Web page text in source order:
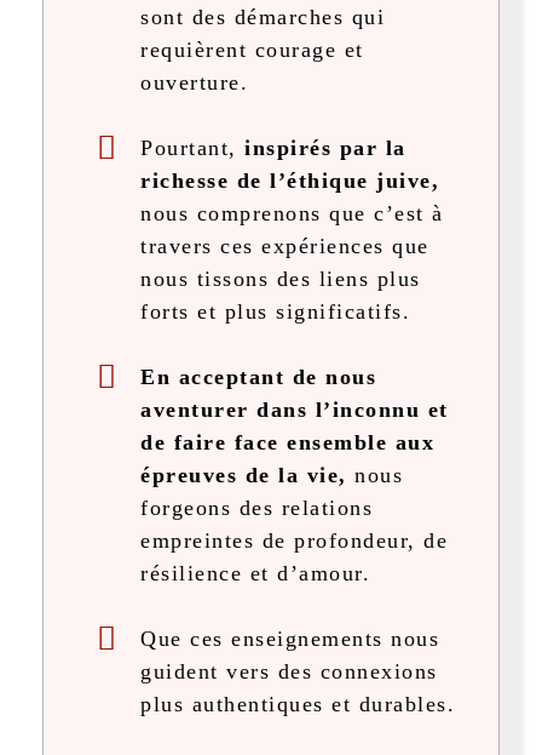
sont des démarches qui
requièrent courage et
ouverture.
Pourtant, inspirés par la
richesse de l’éthique juive,
nous comprenons que c’est à
travers ces expériences que
nous tissons des liens plus
forts et plus significatifs.
En acceptant de nous
aventurer dans l’inconnu et
de faire face ensemble aux
épreuves de la vie, nous
forgeons des relations
empreintes de profondeur, de
résilience et d’amour.
Que ces enseignements nous
guident vers des connexions
plus authentiques et durables.